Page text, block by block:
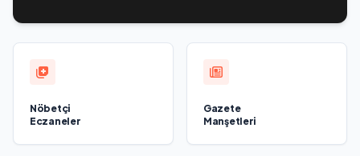
Nöbetçi
Eczaneler
Gazete
Manşetleri